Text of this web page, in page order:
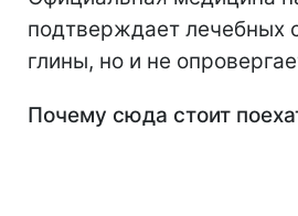
подтверждает лечебных
глины, но и не
Почему сюда стоит